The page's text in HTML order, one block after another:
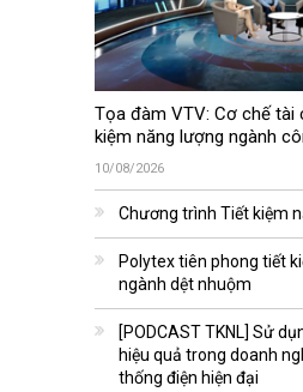
Tọa đàm VTV: Cơ chế tài
kiệm năng lượng ngành
10/08/2026
Chương trình Tiết kiệm
Polytex tiên phong tiết
ngành dệt nhuộm
[PODCAST TKNL] Sử
hiệu quả trong doanh
thống điện hiện đại